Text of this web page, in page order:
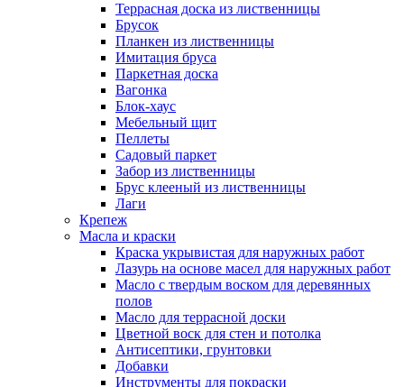
Террасная доска из лиственницы
Брусок
Планкен из лиственницы
Имитация бруса
Паркетная доска
Вагонка
Блок-хаус
Мебельный щит
Пеллеты
Садовый паркет
Забор из лиственницы
Брус клееный из лиственницы
Лаги
Крепеж
Масла и краски
Краска укрывистая для наружных работ
Лазурь на основе масел для наружных работ
Масло с твердым воском для деревянных
полов
Масло для террасной доски
Цветной воск для стен и потолка
Антисептики, грунтовки
Добавки
Инструменты для покраски